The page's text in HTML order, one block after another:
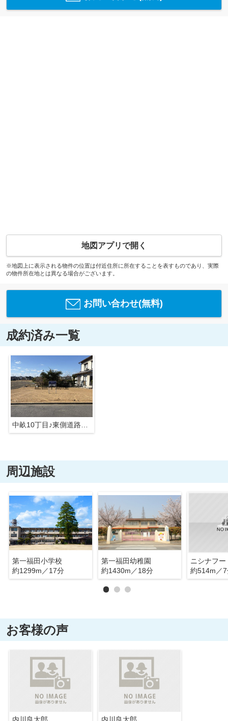
地図アプリで開く
※地図上に表示される物件の位置は付近住所に所在することを表すものであり、実際
の物件所在地とは異なる場合がございます。
お問い合わせ(無料)
成約済み一覧
周辺施設
第一福田小学校
約1299m／17分
第一福田幼稚園
約1430m／18分
約514m／
お客様の声
内川良太郎 内川良太郎